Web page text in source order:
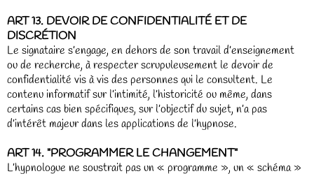
ART 13. DEVOIR DE CONFIDENTIALITÉ ET DE
DISCRÉTION
Le signataire s’engage, en dehors de son travail d’enseignement
ou de recherche, à respecter scrupuleusement le devoir de
confidentialité vis à vis des personnes qui le consultent. Le
contenu informatif sur l’intimité, l’historicité ou même, dans
certains cas bien spécifiques, sur l’objectif du sujet, n’a pas
d’intérêt majeur dans les applications de l’hypnose.
ART 14. "PROGRAMMER LE CHANGEMENT"
L’hypnologue ne soustrait pas un « programme », un « schéma »